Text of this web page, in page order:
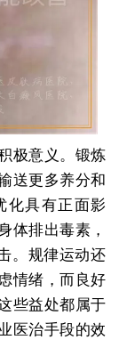
极意义。锻炼
送更多养分和
化具有正面影
体排出毒素，
。规律运动还
情绪，而良好
些益处都属于
医治手段的效